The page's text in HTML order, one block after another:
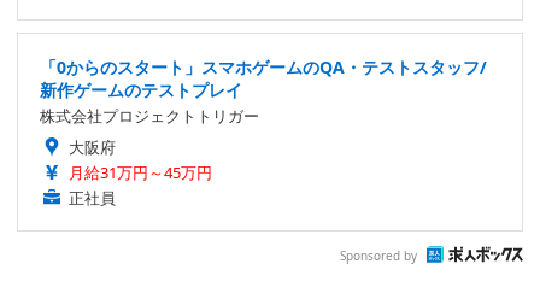
「0からのスタート」スマホゲームのQA・テストスタッフ/
新作ゲームのテストプレイ
株式会社プロジェクトトリガー
大阪府
月給31万円～45万円
正社員
Sponsored by